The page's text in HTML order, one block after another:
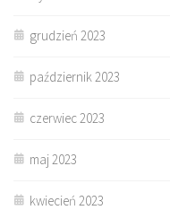
grudzień 2023
październik 2023
czerwiec 2023
maj 2023
kwiecień 2023